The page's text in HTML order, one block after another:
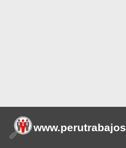
www.perutrabajos